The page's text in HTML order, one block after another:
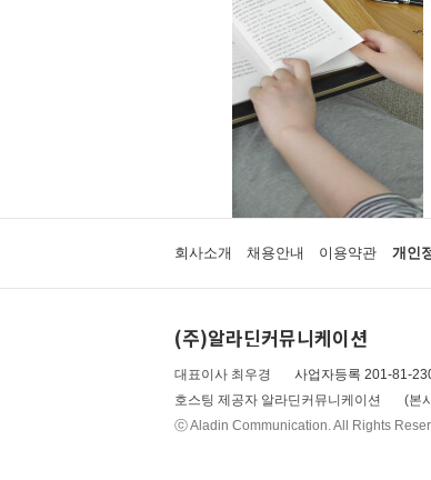
회사소개 채용안내 이용약관 개인
(주)알라딘커뮤니케이션
대표이사 최우경 사업자등록 201-81-
호스팅 제공자 알라딘커뮤니케이션
(본
ⓒ Aladin Communication. All Rights